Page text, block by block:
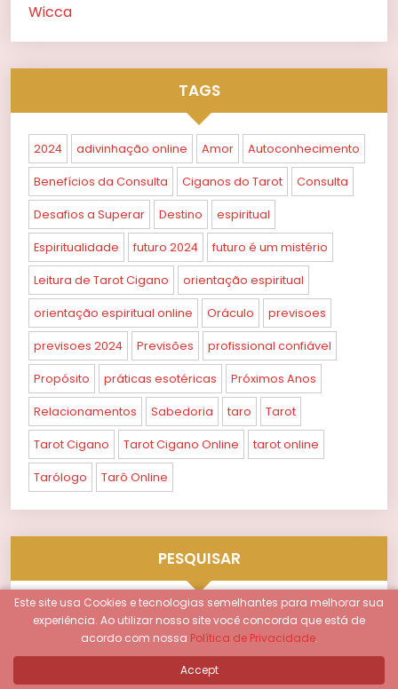
Wicca
TAGS
2024 adivinhação online Amor Autoconhecimento
Benefícios da Consulta Ciganos do Tarot Consulta
Desafios a Superar Destino espiritual
Espiritualidade futuro 2024 futuro é um mistério
Leitura de Tarot Cigano orientação espiritual
orientação espiritual online Oráculo previsoes
previsoes 2024 Previsões profissional confiável
Propósito práticas esotéricas Próximos Anos
Relacionamentos Sabedoria taro Tarot
Tarot Cigano Tarot Cigano Online tarot online
Tarólogo Tarô Online
PESQUISAR
Este site usa Cookies e tecnologias semelhantes para melhorar sua
experiência. Ao utilizar nosso site você concorda que está de
acordo com nossa Política de Privacidade.
Accept